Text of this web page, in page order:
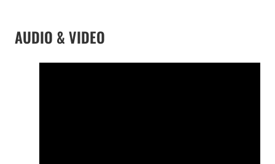
AUDIO & VIDEO